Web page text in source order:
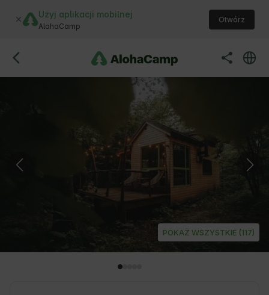
Użyj aplikacji mobilnej
AlohaCamp
Otwórz
POKAŻ WSZYSTKIE (117)